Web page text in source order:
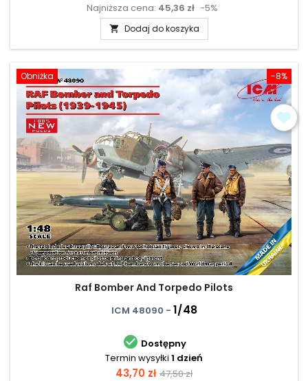
podstawowa
Najniższa cena: 45,36 zł -5%
 Dodaj do koszyka
-8%
Obniżka
Raf Bomber And Torpedo Pilots
ICM 48090 - 1/48
 Dostępny
Termin wysyłki 1 dzień
Cena
43,70 zł Cena
47,50 zł